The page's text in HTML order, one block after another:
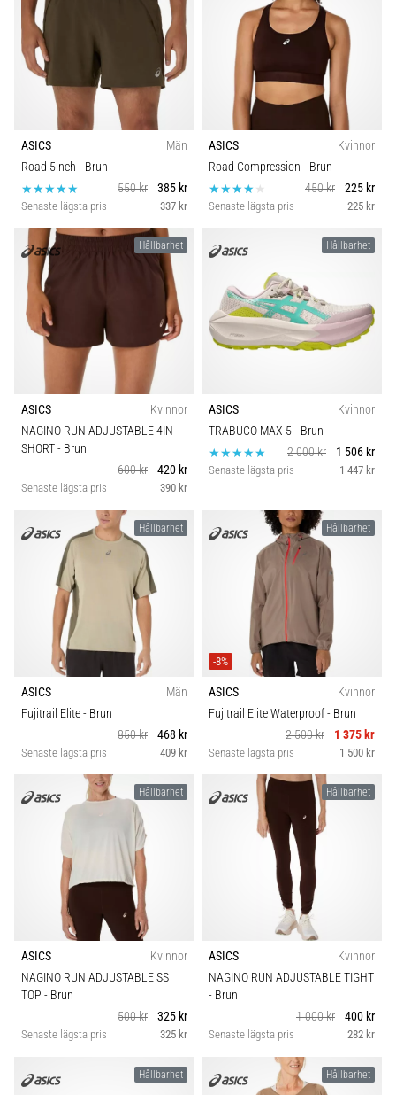
ASICS
Män
Road 5inch - Brun
550 kr
385 kr
Senaste lägsta pris 337 kr
ASICS
Kvinnor
Road Compression - Brun
450 kr
225 kr
Senaste lägsta pris 225 kr
Hållbarhet
ASICS
Kvinnor
NAGINO RUN ADJUSTABLE 4IN
SHORT- Brun
600 kr
420 kr
Senaste lägsta pris 390 kr
Hållbarhet
ASICS
Kvinnor
TRABUCO MAX 5- Brun
2 000 kr
1 506 kr
Senaste lägsta pris 1 447 kr
Hållbarhet
ASICS
Män
Fujitrail Elite- Brun
850 kr
468 kr
Senaste lägsta pris 409 kr
Hållbarhet
-8%
ASICS
Kvinnor
Fujitrail Elite Waterproof- Brun
2 500 kr
1 375 kr
Senaste lägsta pris 1 500 kr
Hållbarhet
ASICS
Kvinnor
NAGINO RUN ADJUSTABLE SS
TOP - Brun
500 kr
325 kr
Senaste lägsta pris 325 kr
Hållbarhet
ASICS
Kvinnor
NAGINO RUN ADJUSTABLE TIGHT
- Brun
1 000 kr
400 kr
Senaste lägsta pris 282 kr
Hållbarhet Hållbarhet